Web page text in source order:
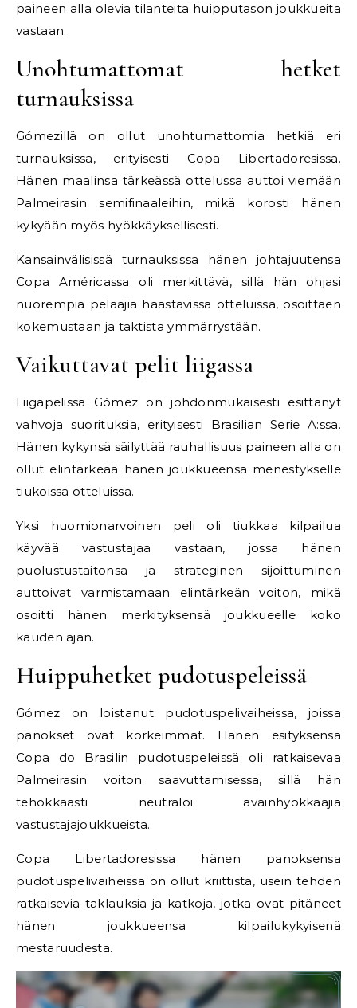
paineen alla olevia tilanteita huipputason joukkueita
vastaan.
Unohtumattomat hetket
turnauksissa
Gómezillä on ollut unohtumattomia hetkiä eri
turnauksissa, erityisesti Copa Libertadoresissa.
Hänen maalinsa tärkeässä ottelussa auttoi viemään
Palmeirasin semifinaaleihin, mikä korosti hänen
kykyään myös hyökkäyksellisesti.
Kansainvälisissä turnauksissa hänen johtajuutensa
Copa Américassa oli merkittävä, sillä hän ohjasi
nuorempia pelaajia haastavissa otteluissa, osoittaen
kokemustaan ja taktista ymmärrystään.
Vaikuttavat pelit liigassa
Liigapelissä Gómez on johdonmukaisesti esittänyt
vahvoja suorituksia, erityisesti Brasilian Serie A:ssa.
Hänen kykynsä säilyttää rauhallisuus paineen alla on
ollut elintärkeää hänen joukkueensa menestykselle
tiukoissa otteluissa.
Yksi huomionarvoinen peli oli tiukkaa kilpailua
käyvää vastustajaa vastaan, jossa hänen
puolustustaitonsa ja strateginen sijoittuminen
auttoivat varmistamaan elintärkeän voiton, mikä
osoitti hänen merkityksensä joukkueelle koko
kauden ajan.
Huippuhetket pudotuspeleissä
Gómez on loistanut pudotuspelivaiheissa, joissa
panokset ovat korkeimmat. Hänen esityksensä
Copa do Brasilin pudotuspeleissä oli ratkaisevaa
Palmeirasin voiton saavuttamisessa, sillä hän
tehokkaasti neutraloi avainhyökkääjiä
vastustajajoukkueista.
Copa Libertadoresissa hänen panoksensa
pudotuspelivaiheissa on ollut kriittistä, usein tehden
ratkaisevia taklauksia ja katkoja, jotka ovat pitäneet
hänen joukkueensa kilpailukykyisenä
mestaruudesta.